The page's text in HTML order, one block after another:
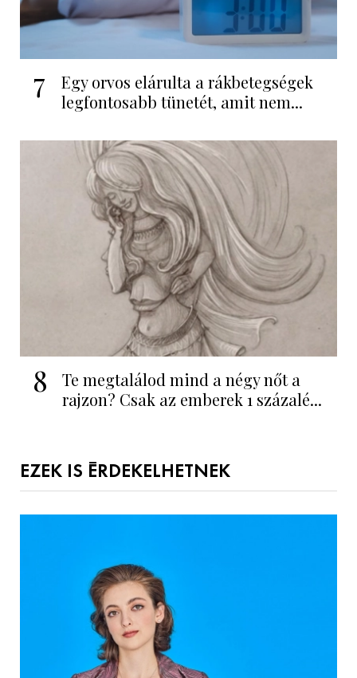
7
Egy orvos elárulta a rákbetegségek
legfontosabb tünetét, amit nem...
8
Te megtalálod mind a négy nőt a
rajzon? Csak az emberek 1 százalé...
EZEK IS ÉRDEKELHETNEK